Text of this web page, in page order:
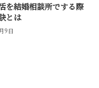
を結婚相談所でする際
とは
9日